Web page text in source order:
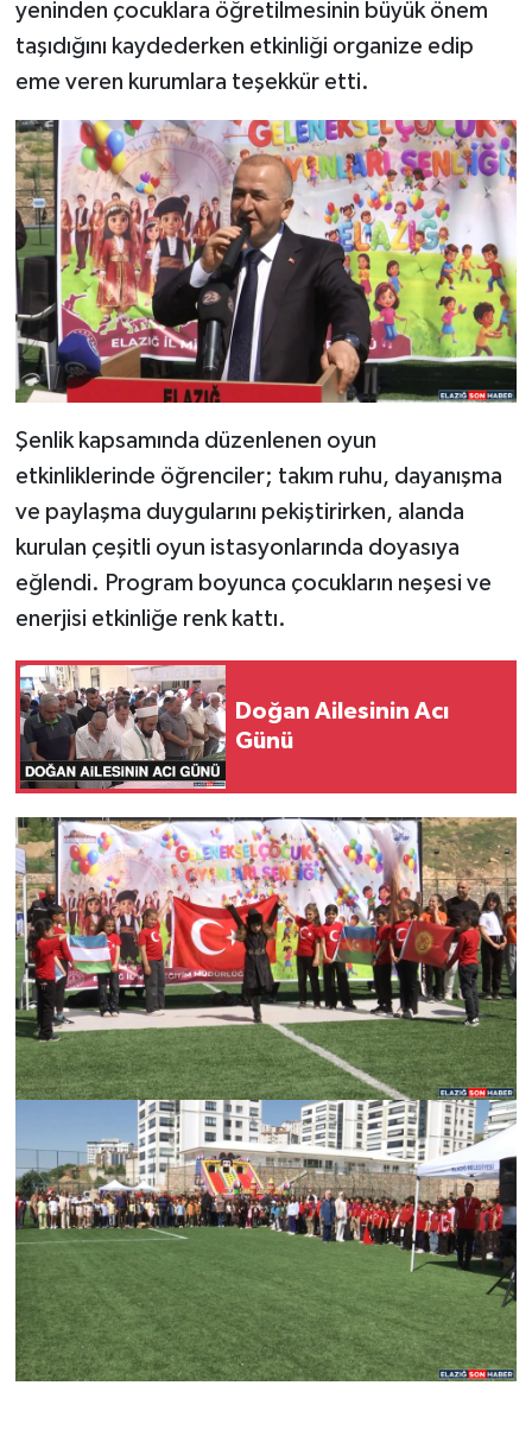
yeninden çocuklara öğretilmesinin büyük önem
taşıdığını kaydederken etkinliği organize edip
eme veren kurumlara teşekkür etti.
Şenlik kapsamında düzenlenen oyun
etkinliklerinde öğrenciler; takım ruhu, dayanışma
ve paylaşma duygularını pekiştirirken, alanda
kurulan çeşitli oyun istasyonlarında doyasıya
eğlendi. Program boyunca çocukların neşesi ve
enerjisi etkinliğe renk kattı.
Doğan Ailesinin Acı
Günü